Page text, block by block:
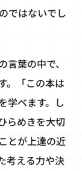
ではないでし
葉の中で、
。「この本は
学べます。し
らめきを大切
とが上達の近
考える力や決